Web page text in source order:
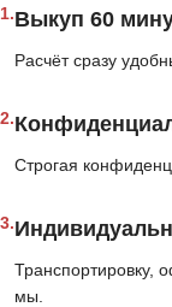
1.Выкуп 60
Расчёт сразу
2.
Строгая
3.
Транспортировку,
мы.